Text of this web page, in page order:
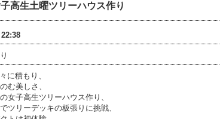
高生土曜ツリーハウス作り
22:38
に積もり、
む美しさ、
女子高生ツリーハウス作り、
ツリーデッキの板張りに挑戦、